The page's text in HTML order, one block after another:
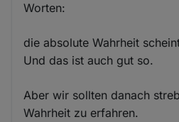
Worten:
die absolute Wahrheit
Und das ist auch gut so.
Aber wir sollten danach
Wahrheit zu erfahren.